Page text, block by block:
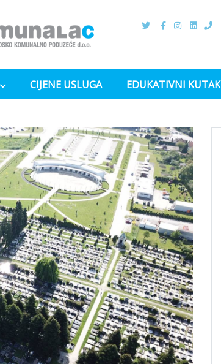
CIJENE USLUGA EDUKATIVNI KUTAK